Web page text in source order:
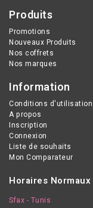
Produits
Promotions
Nouveaux Produits
Nos coffrets
Nos marques
Information
Conditions d'utilisation
A propos
Inscription
Connexion
Liste de souhaits
Mon Comparateur
Horaires Normaux
Sfax - Tunis